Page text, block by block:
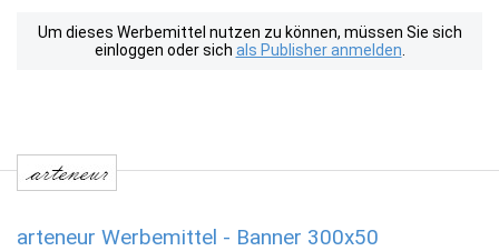
Um dieses Werbemittel nutzen zu können, müssen Sie sich
einloggen oder sich als Publisher anmelden
arteneur Werbemittel - Banner 300x50